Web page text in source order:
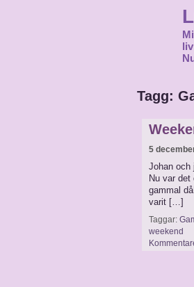
Tagg:
5
Johan och
Nu var
gammal
varit […]
Taggar:
weekend